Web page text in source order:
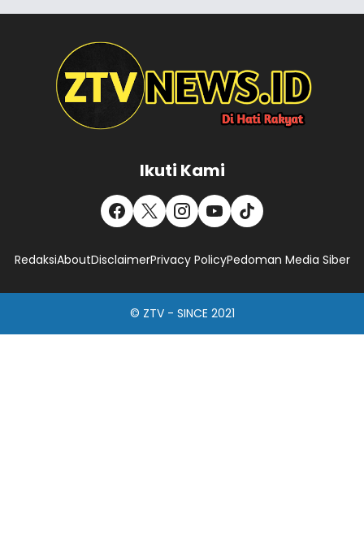
Ikuti Kami
RedaksiAboutDisclaimerPrivacy PolicyPedoman Media Siber
© ZTV - SINCE 2021